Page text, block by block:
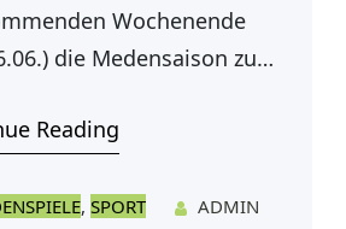
Wochenende
die Medensaison zu
30 werden in der Woche
die Saison dann vorbei
Reading
, SPORT ADMIN